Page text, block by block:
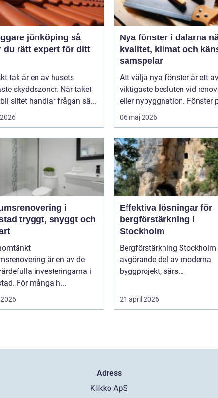
jönköping så
du rätt expert för ditt
tak är en av husets
skyddszoner. När taket
slitet handlar frågan sä...
Nya fönster i dalarna när
kvalitet, klimat och
samspelar
Att välja nya fönster är ett
viktigaste besluten vid
eller nybyggnation. Fönster
06 maj 2026
i
och
är en av de
investeringarna i
För många h...
Effektiva lösningar för
bergförstärkning i
Stockholm
Bergförstärkning Stockholm
avgörande del av moderna
byggprojekt, särs...
21 april 2026
Adress